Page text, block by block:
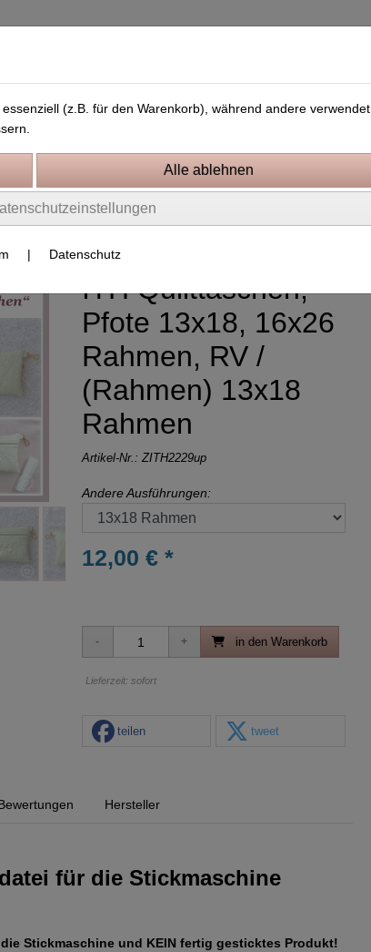
ITH Quilttaschen,
Pfote 13x18, 16x26
Rahmen, RV /
(Rahmen) 13x18
Rahmen
Artikel-Nr.: ZITH2229up
Andere Ausführungen:
12,00 € *
in den Warenkorb
Lieferzeit: sofort
teilen tweet
Hersteller
für die Stickmaschine
Stickmaschine und KEIN fertig gesticktes Produkt!
(z.B. für den Warenkorb), während andere verwendet
| Datenschutz